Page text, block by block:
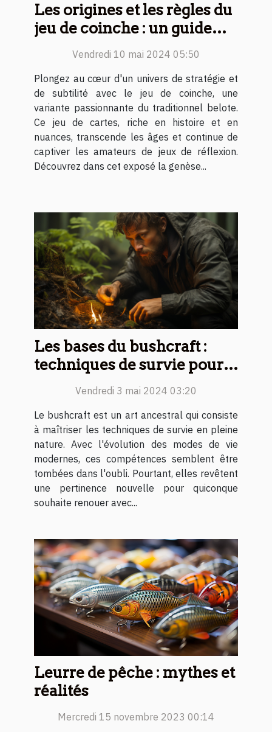
Les origines et les règles du
jeu de coinche : un guide
complet pour débutants
Vendredi 10 mai 2024 05:50
Plongez au cœur d'un univers de stratégie et
de subtilité avec le jeu de coinche, une
variante passionnante du traditionnel belote.
Ce jeu de cartes, riche en histoire et en
nuances, transcende les âges et continue de
captiver les amateurs de jeux de réflexion.
Découvrez dans cet exposé la genèse...
Les bases du bushcraft :
techniques de survie pour
débutantsVendredi 3 mai 2024 03:20
Le bushcraft est un art ancestral qui consiste
à maîtriser les techniques de survie en pleine
nature. Avec l'évolution des modes de vie
modernes, ces compétences semblent être
tombées dans l'oubli. Pourtant, elles revêtent
une pertinence nouvelle pour quiconque
souhaite renouer avec...
Leurre de pêche : mythes et
réalités
Mercredi 15 novembre 2023 00:14